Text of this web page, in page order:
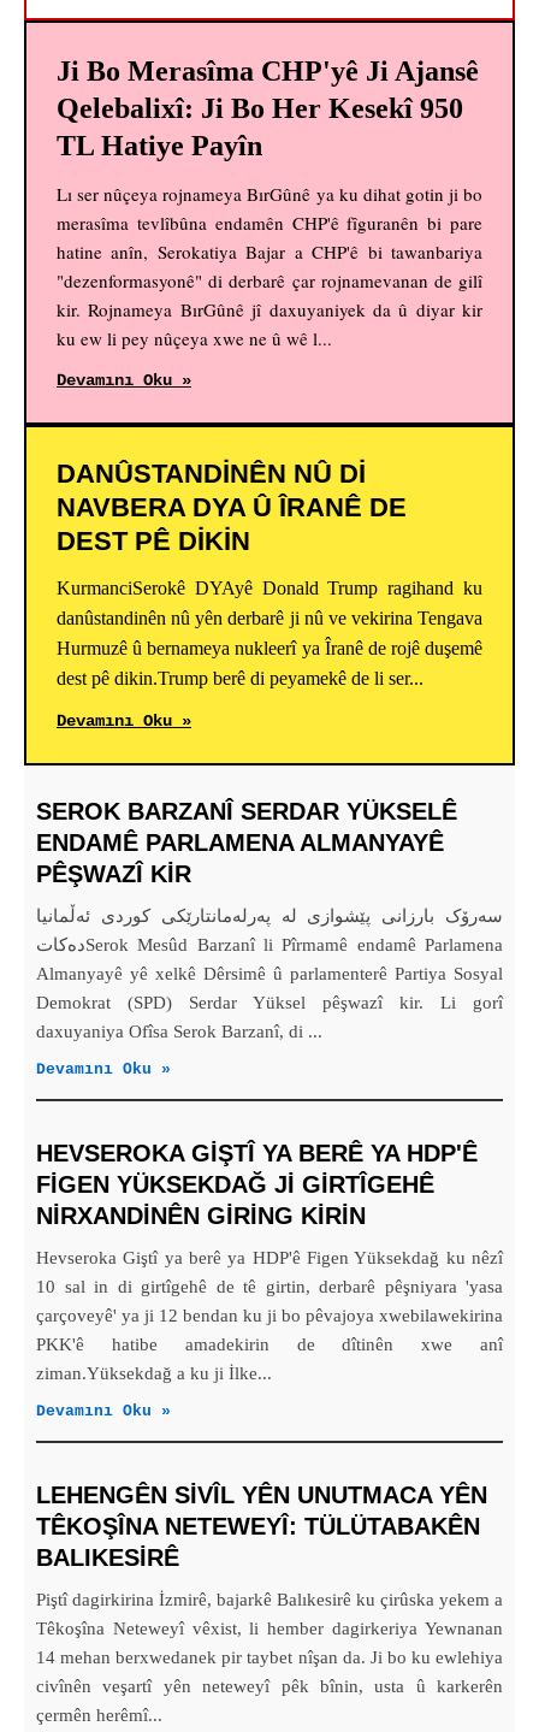
Ji Bo Merasîma CHP'yê Ji Ajansê
Qelebalixî: Ji Bo Her Kesekî 950
TL Hatiye Payîn
Lı ser nûçeya rojnameya BırGûnê ya ku dihat gotin ji bo
merasîma tevlîbûna endamên CHP'ê fîguranên bi pare
hatine anîn, Serokatiya Bajar a CHP'ê bi tawanbariya
"dezenformasyonê" di derbarê çar rojnamevanan de gilî
kir. Rojnameya BırGûnê jî daxuyaniyek da û diyar kir
ku ew li pey nûçeya xwe ne û wê l...
Devamını Oku »
DANÛSTANDINÊN NÛ DI
NAVBERA DYA Û ÎRANÊ DE
DEST PÊ DIKIN
KurmanciSerokê DYAyê Donald Trump ragihand ku
danûstandinên nû yên derbarê ji nû ve vekirina Tengava
Hurmuzê û bernameya nukleerî ya Îranê de rojê duşemê
dest pê dikin.Trump berê di peyamekê de li ser...
Devamını Oku »
SEROK BARZANÎ SERDAR YÜKSELÊ
ENDAMÊ PARLAMENA ALMANYAYÊ
PÊŞWAZÎ KIR
سەرۆک بارزانی پێشوازی لە پەرلەمانتارێکی کوردی ئەڵمانیا
دەکاتSerok Mesûd Barzanî li Pîrmamê endamê Parlamena
Almanyayê yê xelkê Dêrsimê û parlamenterê Partiya Sosyal
Demokrat (SPD) Serdar Yüksel pêşwazî kir. Li gorî
daxuyaniya Ofîsa Serok Barzanî, di ...
Devamını Oku »
HEVSEROKA GIŞTÎ YA BERÊ YA HDP'Ê
FIGEN YÜKSEKDAĞ JI GIRTÎGEHÊ
NIRXANDINÊN GIRING KIRIN
Hevseroka Giştî ya berê ya HDP'ê Figen Yüksekdağ ku nêzî
10 sal in di girtîgehê de tê girtin, derbarê pêşniyara 'yasa
çarçoveyê' ya ji 12 bendan ku ji bo pêvajoya xwebilawekirina
PKK'ê hatibe amadekirin de dîtinên xwe anî
ziman.Yüksekdağ a ku ji İlke...
Devamını Oku »
LEHENGÊN SIVÎL YÊN UNUTMACA YÊN
TÊKOŞÎNA NETEWEYÎ: TÜLÜTABAKÊN
BALIKESIRÊ
Piştî dagirkirina İzmirê, bajarkê Balıkesirê ku çirûska yekem a
Têkoşîna Neteweyî vêxist, li hember dagirkeriya Yewnanan
14 mehan berxwedanek pir taybet nîşan da. Ji bo ku ewlehiya
civînên veşartî yên neteweyî pêk bînin, usta û karkerên
çermên herêmî...